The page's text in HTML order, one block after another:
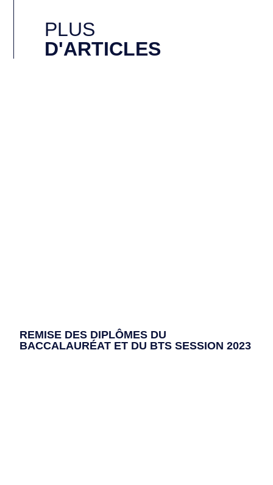
PLUS
D'ARTICLES
REMISE DES DIPLÔMES DU
BACCALAURÉAT ET DU BTS SESSION 2023